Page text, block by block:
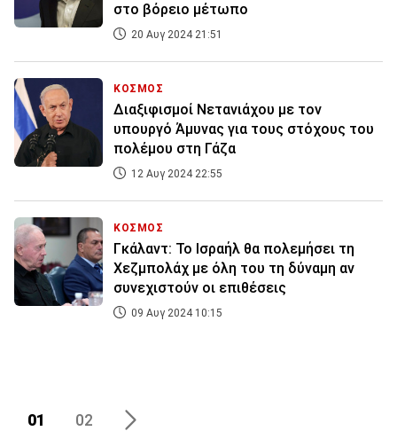
στο βόρειο μέτωπο
20 Αυγ 2024 21:51
ΚΟΣΜΟΣ
Διαξιφισμοί Νετανιάχου με τον
υπουργό Άμυνας για τους στόχους του
πολέμου στη Γάζα
12 Αυγ 2024 22:55
ΚΟΣΜΟΣ
Γκάλαντ: Το Ισραήλ θα πολεμήσει τη
Χεζμπολάχ με όλη του τη δύναμη αν
συνεχιστούν οι επιθέσεις
09 Αυγ 2024 10:15
01 02